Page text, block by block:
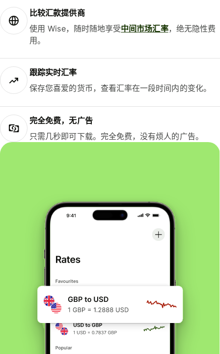
比较汇款提供商
使用 Wise，随时随地享受中间市场汇率，绝无隐性费
用。
跟踪实时汇率
保存您喜爱的货币，查看汇率在一段时间内的变化。
完全免费，无广告
只需几秒即可下载。完全免费，没有烦人的广告。